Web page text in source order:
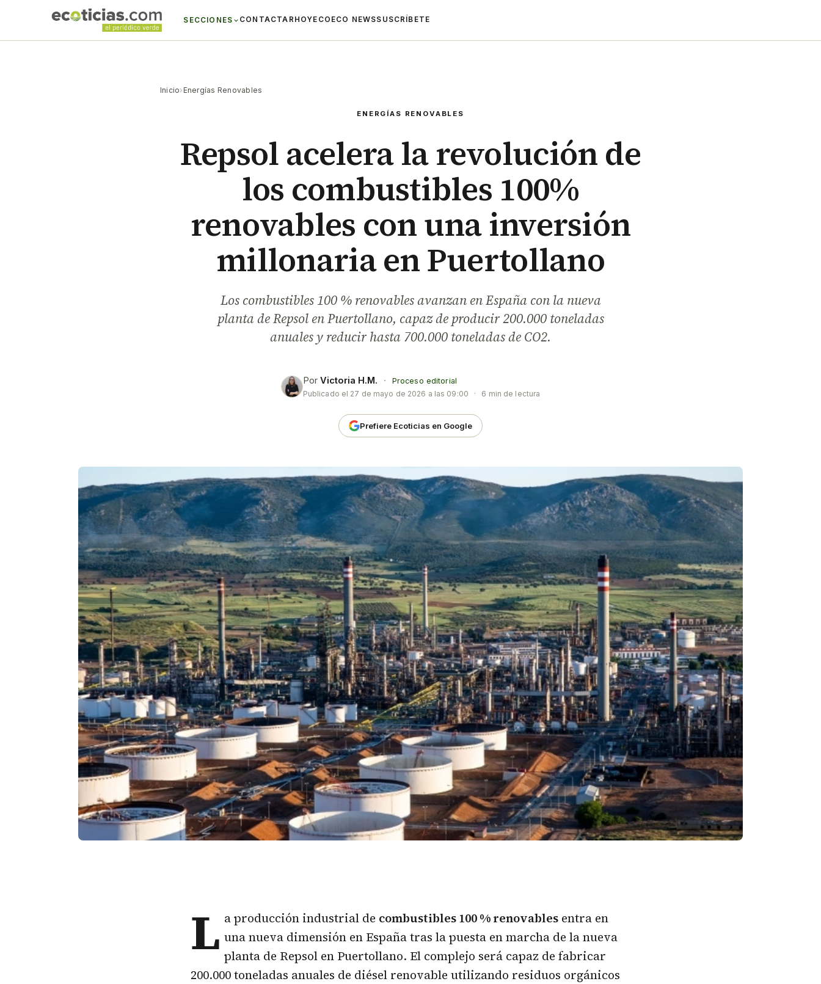
SECCIONES CONTACTAR HOYECO ECO NEWSSUSCRÍBETE
Inicio› Energías Renovables
ENERGÍAS RENOVABLES
Repsol acelera la revolución de
los combustibles 100%
renovables con una inversión
millonaria en Puertollano
Los combustibles 100 % renovables avanzan en España con la nueva
planta de Repsol en Puertollano, capaz de producir 200.000 toneladas
anuales y reducir hasta 700.000 toneladas de CO2.
Por Victoria H.M. ·
Proceso editorial
Publicado el 27 de mayo de 2026 a las 09:00 · 6 min de lectura
Prefiere Ecoticias en Google
L a producción industrial de combustibles 100 % renovables entra en
una nueva dimensión en España tras la puesta en marcha de la nueva
planta de Repsol en Puertollano. El complejo será capaz de fabricar
200.000 toneladas anuales de diésel renovable utilizando residuos orgánicos